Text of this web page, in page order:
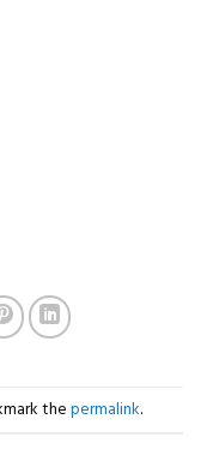
the permalink.